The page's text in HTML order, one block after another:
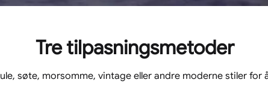
Gratis
Tre tilpasningsmetoder
søte, morsomme, vintage eller andre moderne stiler for